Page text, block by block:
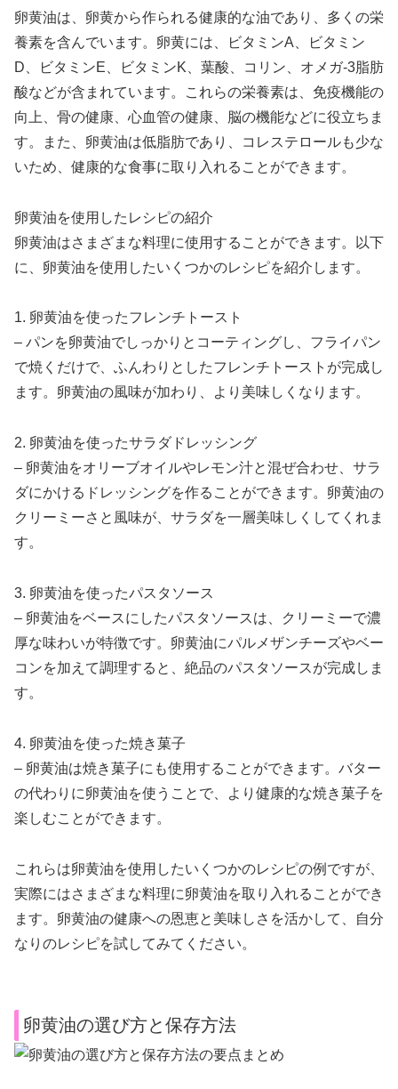
卵黄油は、卵黄から作られる健康的な油であり、多くの栄
養素を含んでいます。卵黄には、ビタミンA、ビタミン
D、ビタミンE、ビタミンK、葉酸、コリン、オメガ-3脂肪
酸などが含まれています。これらの栄養素は、免疫機能の
向上、骨の健康、心血管の健康、脳の機能などに役立ちま
す。また、卵黄油は低脂肪であり、コレステロールも少な
いため、健康的な食事に取り入れることができます。
卵黄油を使用したレシピの紹介
卵黄油はさまざまな料理に使用することができます。以下
に、卵黄油を使用したいくつかのレシピを紹介します。
1. 卵黄油を使ったフレンチトースト
– パンを卵黄油でしっかりとコーティングし、フライパン
で焼くだけで、ふんわりとしたフレンチトーストが完成し
ます。卵黄油の風味が加わり、より美味しくなります。
2. 卵黄油を使ったサラダドレッシング
– 卵黄油をオリーブオイルやレモン汁と混ぜ合わせ、サラ
ダにかけるドレッシングを作ることができます。卵黄油の
クリーミーさと風味が、サラダを一層美味しくしてくれま
す。
3. 卵黄油を使ったパスタソース
– 卵黄油をベースにしたパスタソースは、クリーミーで濃
厚な味わいが特徴です。卵黄油にパルメザンチーズやベー
コンを加えて調理すると、絶品のパスタソースが完成しま
す。
4. 卵黄油を使った焼き菓子
– 卵黄油は焼き菓子にも使用することができます。バター
の代わりに卵黄油を使うことで、より健康的な焼き菓子を
楽しむことができます。
これらは卵黄油を使用したいくつかのレシピの例ですが、
実際にはさまざまな料理に卵黄油を取り入れることができ
ます。卵黄油の健康への恩恵と美味しさを活かして、自分
なりのレシピを試してみてください。
卵黄油の選び方と保存方法